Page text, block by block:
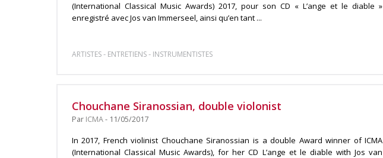
(International Classical Music Awards) 2017, pour son CD « L’ange et le diable »
enregistré avec Jos van Immerseel, ainsi qu’en tant ...
ARTISTES- ENTRETIENS- INSTRUMENTISTES
Chouchane Siranossian, double violonist
Par ICMA- 11/05/2017
In 2017, French violinist Chouchane Siranossian is a double Award winner of ICMA
(International Classical Music Awards), for her CD L’ange et le diable with Jos van